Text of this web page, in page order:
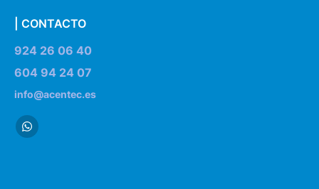
| CONTACTO
924 26 06 40
604 94 24 07
info@acentec.es